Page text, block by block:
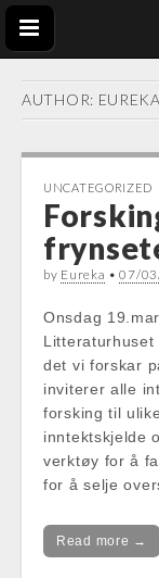
AUTHOR: EUREKA
UNCATEGORIZED
by Eureka •07/
Onsdag
det vi forskar
inviterer alle
forsking til
inntektskjelde
verktøy for å
for å selje
Read more →